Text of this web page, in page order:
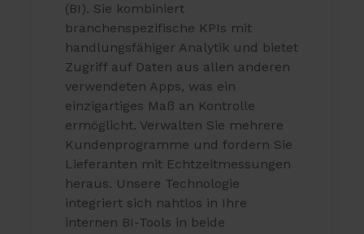
(BI). Sie kombiniert
branchenspezifische KPIs mit
handlungsfähiger Analytik und bietet
Zugriff auf Daten aus allen anderen
verwendeten Apps, was ein
einzigartiges Maß an Kontrolle
ermöglicht. Verwalten Sie mehrere
Kundenprogramme und fordern Sie
Lieferanten mit Echtzeitmessungen
heraus. Unsere Technologie
integriert sich nahtlos in Ihre
internen BI-Tools in beide